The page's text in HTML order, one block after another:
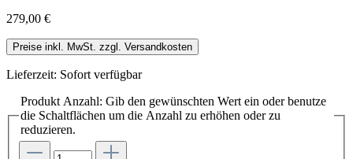
279,00 €
Preise inkl. MwSt. zzgl. Versandkosten
Lieferzeit: Sofort verfügbar
Produkt Anzahl: Gib den gewünschten Wert ein oder benutze
die Schaltflächen um die Anzahl zu erhöhen oder zu
reduzieren.